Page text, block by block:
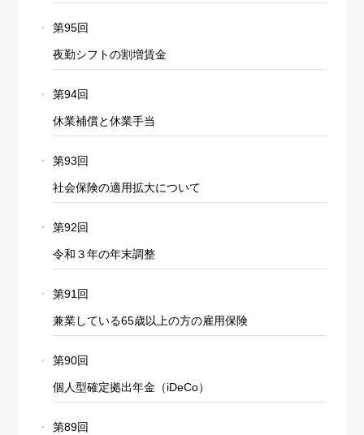
第95回
夜勤シフトの割増賃金
第94回
休業補償と休業手当
第93回
社会保険の適用拡大について
第92回
令和３年の年末調整
第91回
兼業している65歳以上の方の雇用保険
第90回
個人型確定拠出年金（iDeCo）
第89回